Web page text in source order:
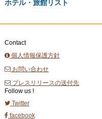
ホテル・旅館リスト
Contact
個人情報保護方針
お問い合わせ
プレスリリースの送付先
Follow us !
Twitter
facebook